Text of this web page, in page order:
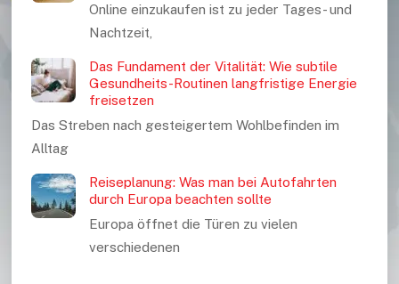
Online einzukaufen ist zu jeder Tages- und
Nachtzeit,
Das Fundament der Vitalität: Wie subtile
Gesundheits-Routinen langfristige Energie
freisetzen
Das Streben nach gesteigertem Wohlbefinden im
Alltag
Reiseplanung: Was man bei Autofahrten
durch Europa beachten sollte
Europa öffnet die Türen zu vielen
verschiedenen